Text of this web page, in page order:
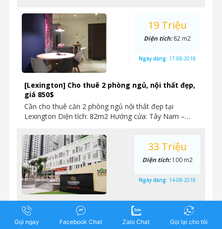
[Lexington] Cho thuê 2 phòng ngủ, nội thất đẹp,
giá 850$
Cần cho thuê căn 2 phòng ngủ nội thất đẹp tại
Lexington Diện tích: 82m2 Hướng cửa: Tây Nam –…
19 Triệu
Diện tích:82 m2
Ngày đăng: 17-08-2018
Lexington Residence – Cần cho thuê căn office-
tel, diện tích lớn, 100m2, giá 33 triệu/tháng
33 Triệu
Diện tích:100 m2
Ngày đăng: 14-08-2018
Gọi ngay Facebook Chat Zalo Chat Gọi lại cho tôi